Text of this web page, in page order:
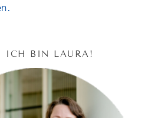
ICH BIN LAURA!